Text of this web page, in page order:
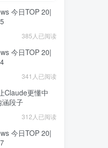
今日TOP 20|
385人已阅读
今日TOP 20|
341人已阅读
Claude更懂中
段子
312人已阅读
今日TOP 20|